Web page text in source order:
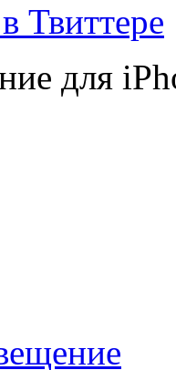
Твиттере
для